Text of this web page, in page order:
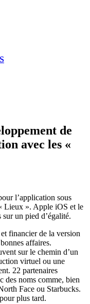
de
avec les «
l’application sous
Lieux ». Apple iOS et le
un pied d’égalité.
financier de la version
affaires.
sur le chemin d’un
virtuel ou une
22 partenaires
des noms comme, bien
Face ou Starbucks.
plus tard.